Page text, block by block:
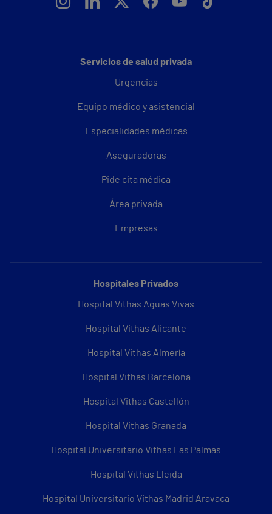
Servicios de salud privada
Urgencias
Equipo médico y asistencial
Especialidades médicas
Aseguradoras
Pide cita médica
Área privada
Empresas
Hospitales Privados
Hospital Vithas Aguas Vivas
Hospital Vithas Alicante
Hospital Vithas Almería
Hospital Vithas Barcelona
Hospital Vithas Castellón
Hospital Vithas Granada
Hospital Universitario Vithas Las Palmas
Hospital Vithas Lleida
Hospital Universitario Vithas Madrid Aravaca